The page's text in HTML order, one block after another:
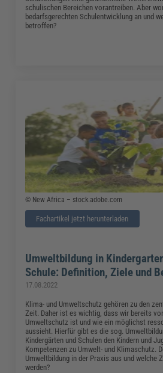
schulischen Bereichen vorantreiben. Aber
bedarfsgerechten Schulentwicklung an und
betroffen?
© New Africa – stock.adobe.com
Fachartikel jetzt herunterladen
Umweltbildung in
Schule: Definition, Ziele und
17.08.2022
Klima- und Umweltschutz gehören zu den
Zeit. Daher ist es wichtig, dass wir bereits
Umweltschutz ist und wie ein möglichst
aussieht. Hierfür gibt es die sog.
Kindergärten und Schulen den Kindern und
Kompetenzen zu Umwelt- und Klimaschutz.
Umweltbildung in der Praxis aus und welche
werden?